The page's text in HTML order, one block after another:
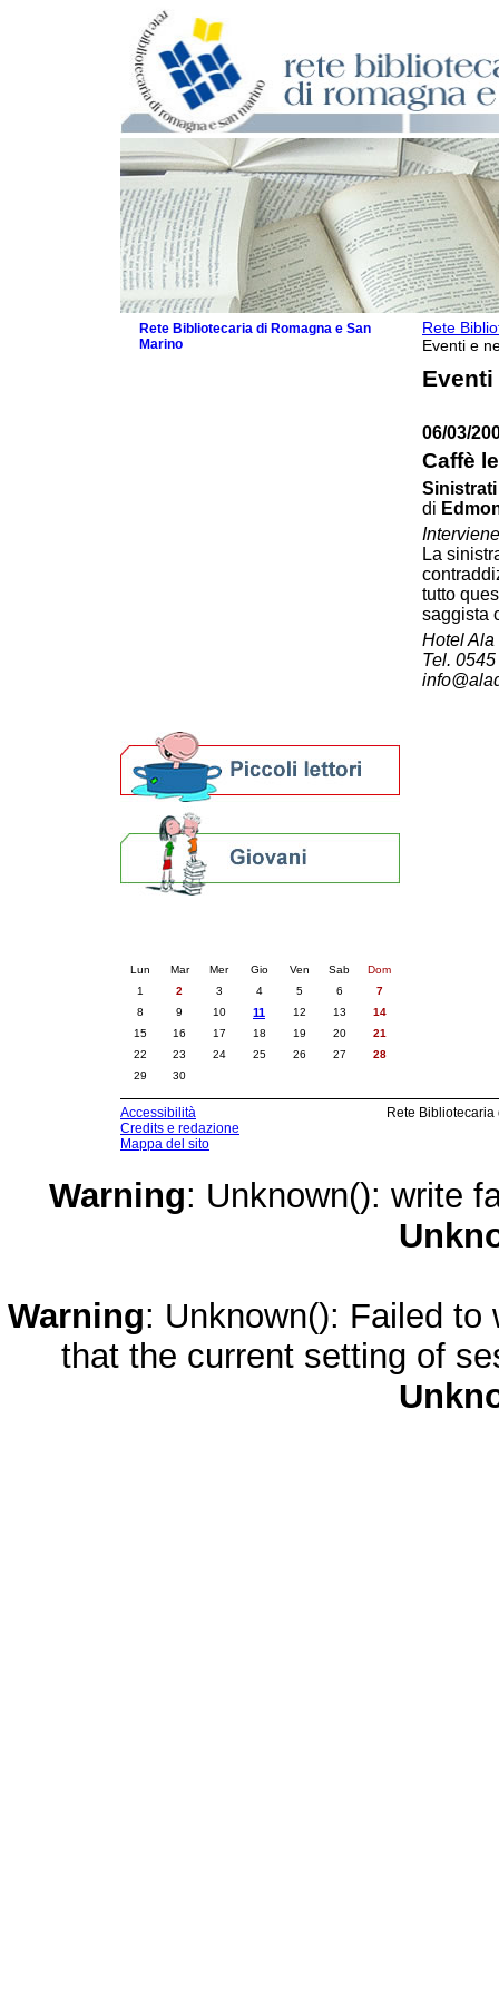
Rete
Eventi e
Eventi
06/03/
Caffè
Sinistrati
di
La
tutto
saggista
Hotel Ala
Tel.
Rete Bibliotecaria di Romagna e San
Marino
Lun Mar Mer Gio Ven Sab
Dom
1
2 3 4 5 6
7
8
9 10 11 12 13
14
15
16 17 18 19 20
21
22
23 24 25 26 27
28
29
30
Accessibilità
Credits e redazione
Mappa del sito
Rete
Warning: Unknown(): write
Warning: Unknown(): Failed
that the current setting of